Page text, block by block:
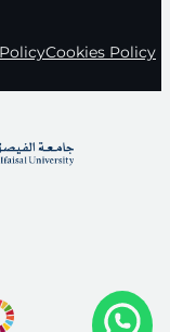
Cookies Policy